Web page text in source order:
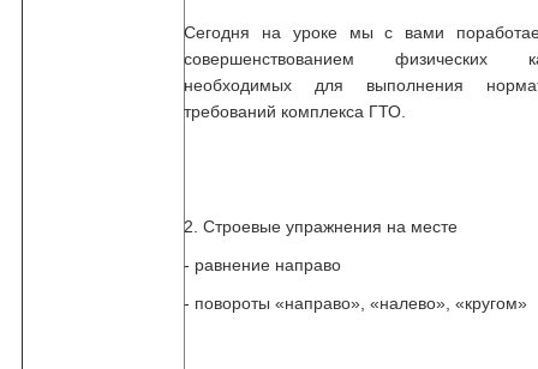
Сегодня на уроке мы с вами
совершенствованием физических
необходимых для выполнения
требований комплекса ГТО.
2. Строевые упражнения на месте
- равнение направо
- повороты «направо», «налево», «кругом»